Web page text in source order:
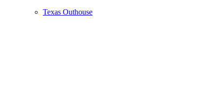
Texas Outhouse